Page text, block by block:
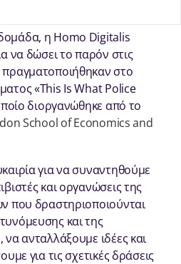
η Ηomo Digitalis
να δώσει το παρόν στις
στο
«This Is What Police
διοργανώθηκε από το
School of Economics and
για να συναντηθούμε
και οργανώσεις της
που δραστηριοποιούνται
και της
ανταλλάξουμε ιδέες και
για τις σχετικές δράσεις